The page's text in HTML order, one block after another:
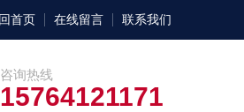
首页 在线留言 联系我们
咨询热线
15764121171